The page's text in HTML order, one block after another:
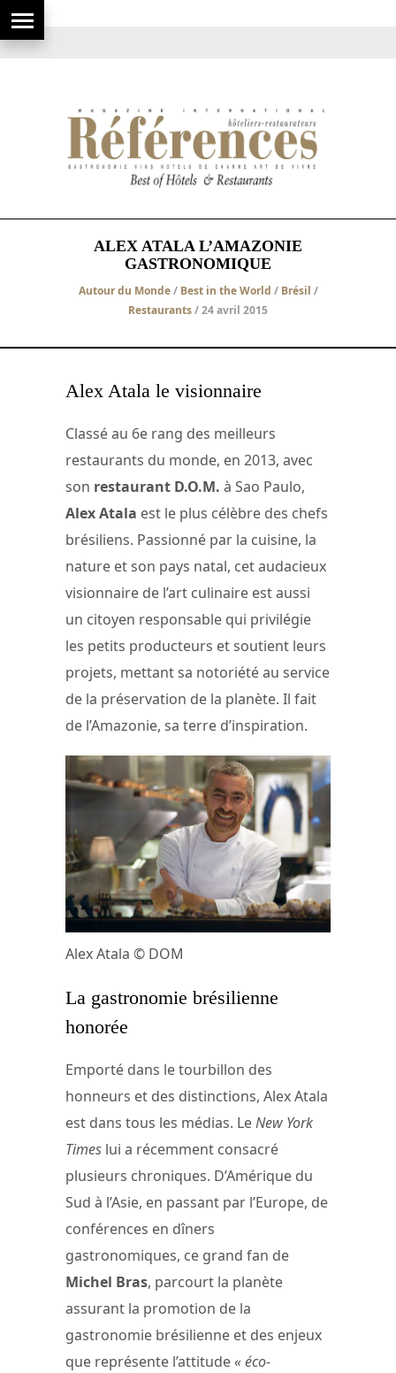
ALEX ATALA L’AMAZONIE
GASTRONOMIQUE
Autour du Monde/ Best in the World / Brésil /
Restaurants/ 24 avril 2015
Alex Atala le visionnaire
Classé au 6e rang des meilleurs
restaurants du monde, en 2013, avec
son restaurant D.O.M. à Sao Paulo,
Alex Atala est le plus célèbre des chefs
brésiliens. Passionné par la cuisine, la
nature et son pays natal, cet audacieux
visionnaire de l’art culinaire est aussi
un citoyen responsable qui privilégie
les petits producteurs et soutient leurs
projets, mettant sa notoriété au service
de la préservation de la planète. Il fait
de l’Amazonie, sa terre d’inspiration.
Alex Atala © DOM
La gastronomie brésilienne
honorée
Emporté dans le tourbillon des
honneurs et des distinctions, Alex Atala
est dans tous les médias. LeNew York
Times lui a récemment consacré
plusieurs chroniques. D’Amérique du
Sud à l’Asie, en passant par l’Europe, de
conférences en dîners
gastronomiques, ce grand fan de
Michel Bras, parcourt la planète
assurant la promotion de la
gastronomie brésilienne et des enjeux
que représente l’attitude« éco-